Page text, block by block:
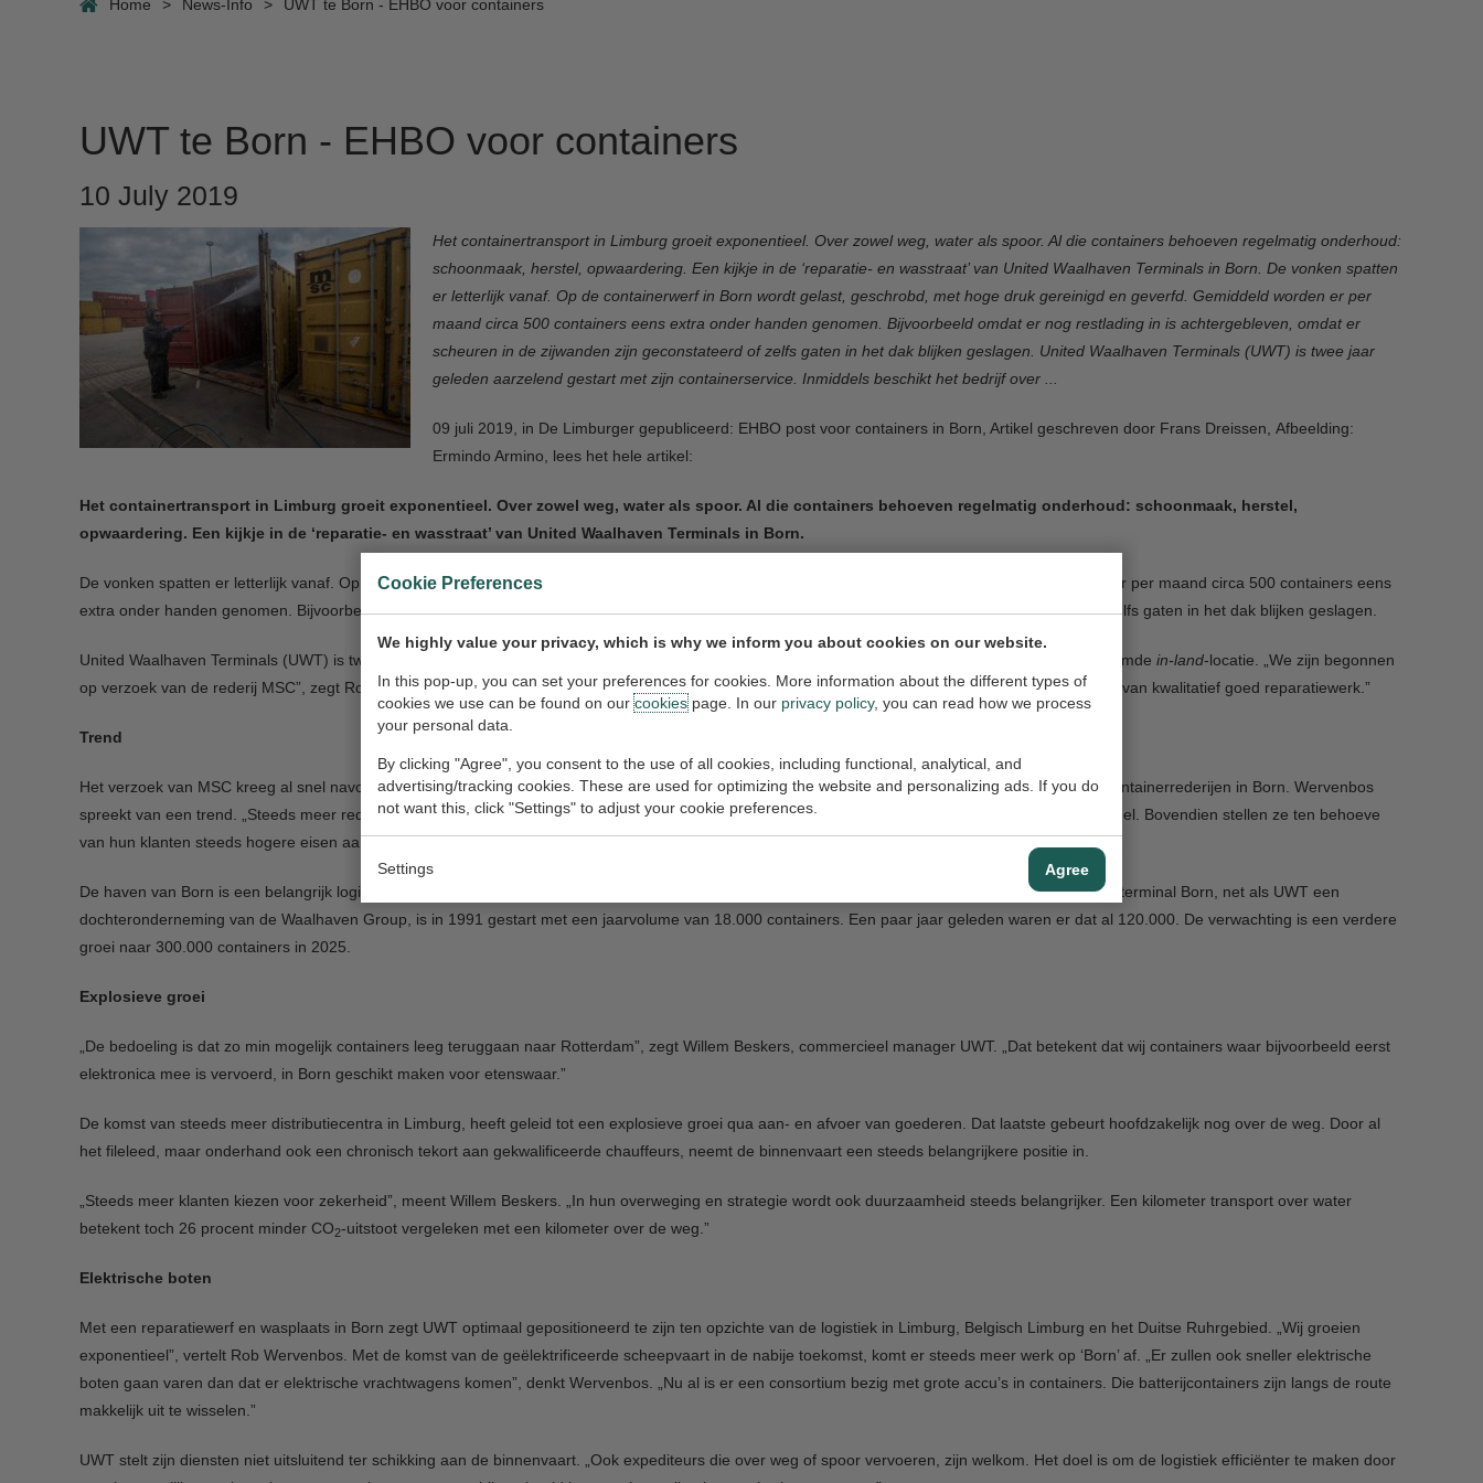
Cookie Preferences
We highly value your privacy, which is why we inform you about cookies on our website.
In this pop-up, you can set your preferences for cookies. More information about the different types of
cookies we use can be found on ourcookiespage. In our privacy policy, you can read how we process
your personal data.
By clicking "Agree", you consent to the use of all cookies, including functional, analytical, and
advertising/tracking cookies. These are used for optimizing the website and personalizing ads. If you do
not want this, click "Settings" to adjust your cookie preferences.
Settings Agree
Home > News-Info > UWT te Born - EHBO voor containers
UWT te Born - EHBO voor containers
10 July 2019
Het containertransport in Limburg groeit exponentieel. Over zowel weg, water als spoor. Al die containers behoeven regelmatig onderhoud:
schoonmaak, herstel, opwaardering. Een kijkje in de ‘reparatie- en wasstraat’ van United Waalhaven Terminals in Born. De vonken spatten
er letterlijk vanaf. Op de containerwerf in Born wordt gelast, geschrobd, met hoge druk gereinigd en geverfd. Gemiddeld worden er per
maand circa 500 containers eens extra onder handen genomen. Bijvoorbeeld omdat er nog restlading in is achtergebleven, omdat er
scheuren in de zijwanden zijn geconstateerd of zelfs gaten in het dak blijken geslagen. United Waalhaven Terminals (UWT) is twee jaar
geleden aarzelend gestart met zijn containerservice. Inmiddels beschikt het bedrijf over ...
09 juli 2019, in De Limburger gepubliceerd: EHBO post voor containers in Born, Artikel geschreven door Frans Dreissen, Afbeelding:
Ermindo Armino, lees het hele artikel:
Het containertransport in Limburg groeit exponentieel. Over zowel weg, water als spoor. Al die containers behoeven regelmatig onderhoud: schoonmaak, herstel,
opwaardering. Een kijkje in de ‘reparatie- en wasstraat’ van United Waalhaven Terminals in Born.
De vonken spatten er letterlijk vanaf. Op de containerwerf in Born wordt gelast, geschrobd, met hoge druk gereinigd en geverfd. Gemiddeld worden er per maand circa 500 containers eens
extra onder handen genomen. Bijvoorbeeld omdat er nog restlading in is achtergebleven, omdat er scheuren in de zijwanden zijn geconstateerd of zelfs gaten in het dak blijken geslagen.
United Waalhaven Terminals (UWT) is twee jaar geleden aarzelend gestart met zijn containerservice. Inmiddels beschikt het bedrijf over een zogenoemde in-land-locatie. „We zijn begonnen
op verzoek van de rederij MSC”, zegt Rob Wervenbos, de general manager van UWT. „Want MSC wilde óók op de groeilocatie in Born verzekerd zijn van kwalitatief goed reparatiewerk.”
Trend
Het verzoek van MSC kreeg al snel navolging. Want met onder meer Maersk en CMA bedient de UWT inmiddels zes grote, wereldwijd opererende containerrederijen in Born. Wervenbos
spreekt van een trend. „Steeds meer rederijen focussen op het achterland. Omwille van groei, expansie en het verstevigen van het eigen marktaandeel. Bovendien stellen ze ten behoeve
van hun klanten steeds hogere eisen aan de containers.”
De haven van Born is een belangrijk logistiek knooppunt. ‘De Poort naar Europa’. Belangrijke aanvoerhavens zijn Rotterdam en Antwerpen. De Bargeterminal Born, net als UWT een
dochteronderneming van de Waalhaven Group, is in 1991 gestart met een jaarvolume van 18.000 containers. Een paar jaar geleden waren er dat al 120.000. De verwachting is een verdere
groei naar 300.000 containers in 2025.
Explosieve groei
„De bedoeling is dat zo min mogelijk containers leeg teruggaan naar Rotterdam”, zegt Willem Beskers, commercieel manager UWT. „Dat betekent dat wij containers waar bijvoorbeeld eerst
elektronica mee is vervoerd, in Born geschikt maken voor etenswaar.”
De komst van steeds meer distributiecentra in Limburg, heeft geleid tot een explosieve groei qua aan- en afvoer van goederen. Dat laatste gebeurt hoofdzakelijk nog over de weg. Door al
het fileleed, maar onderhand ook een chronisch tekort aan gekwalificeerde chauffeurs, neemt de binnenvaart een steeds belangrijkere positie in.
„Steeds meer klanten kiezen voor zekerheid”, meent Willem Beskers. „In hun overweging en strategie wordt ook duurzaamheid steeds belangrijker. Een kilometer transport over water
betekent toch 26 procent minder CO2-uitstoot vergeleken met een kilometer over de weg.”
Elektrische boten
Met een reparatiewerf en wasplaats in Born zegt UWT optimaal gepositioneerd te zijn ten opzichte van de logistiek in Limburg, Belgisch Limburg en het Duitse Ruhrgebied. „Wij groeien
exponentieel”, vertelt Rob Wervenbos. Met de komst van de geëlektrificeerde scheepvaart in de nabije toekomst, komt er steeds meer werk op ‘Born’ af. „Er zullen ook sneller elektrische
boten gaan varen dan dat er elektrische vrachtwagens komen”, denkt Wervenbos. „Nu al is er een consortium bezig met grote accu’s in containers. Die batterijcontainers zijn langs de route
makkelijk uit te wisselen.”
UWT stelt zijn diensten niet uitsluitend ter schikking aan de binnenvaart. „Ook expediteurs die over weg of spoor vervoeren, zijn welkom. Het doel is om de logistiek efficiënter te maken door